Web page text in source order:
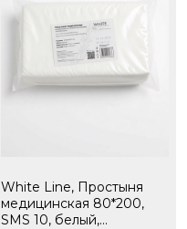
White Line, Простыня
медицинская 80*200,
SMS 10, белый,